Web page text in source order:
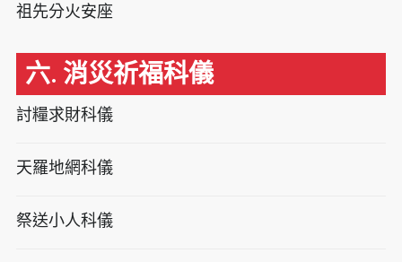
祖先分火安座
六. 消災祈福科儀
討糧求財科儀
天羅地網科儀
祭送小人科儀